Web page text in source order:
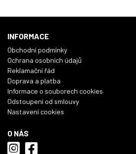
INFORMACE
Obchodní podmínky
Ochrana osobních údajů
Reklamační řád
Doprava a platba
Informace o souborech cookies
Odstoupení od smlouvy
Nastavení cookies
O NÁS